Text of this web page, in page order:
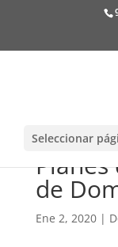
Seleccionar
Planes
de
Ene 2, 2020|